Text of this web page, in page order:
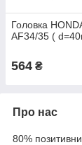
Головка
AF34/35 (
564 ₴
Про нас
80%